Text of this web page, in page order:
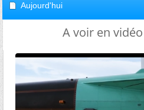
Aujourd'hui
A voir en